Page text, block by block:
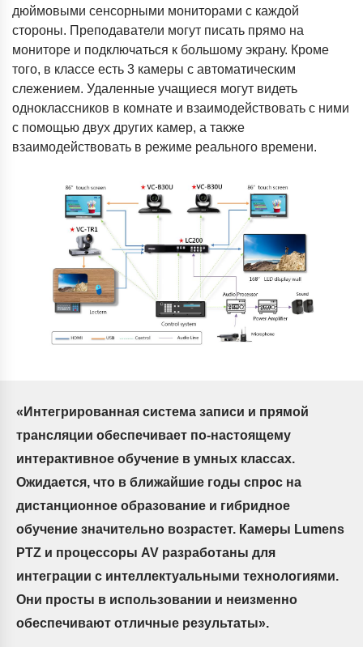
дюймовыми сенсорными мониторами с каждой
стороны. Преподаватели могут писать прямо на
мониторе и подключаться к большому экрану. Кроме
того, в классе есть 3 камеры с автоматическим
слежением. Удаленные учащиеся могут видеть
одноклассников в комнате и взаимодействовать с ними
с помощью двух других камер, а также
взаимодействовать в режиме реального времени.
« Интегрированная система записи и прямой
трансляции обеспечивает по-настоящему
интерактивное обучение в умных классах.
Ожидается, что в ближайшие годы спрос на
дистанционное образование и гибридное
обучение значительно возрастет. Камеры Lumens
PTZ и процессоры AV разработаны для
интеграции с интеллектуальными технологиями.
Они просты в использовании и неизменно
обеспечивают отличные результаты».